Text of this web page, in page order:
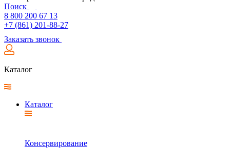
Поиск
8 800 200 67 13
+7 (861) 201-88-27
Заказать звонок
Каталог
Каталог
Консервирование